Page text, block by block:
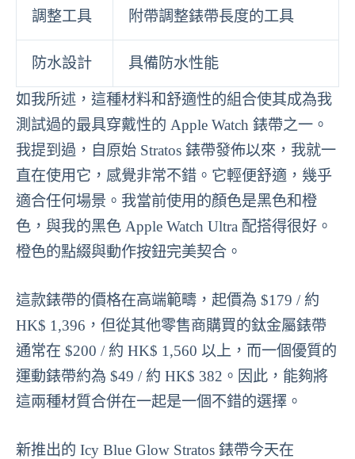
調整工具 附帶調整錶帶長度的工具
防水設計 具備防水性能
如我所述，這種材料和舒適性的組合使其成為我
測試過的最具穿戴性的 Apple Watch 錶帶之一。
我提到過，自原始 Stratos 錶帶發佈以來，我就一
直在使用它，感覺非常不錯。它輕便舒適，幾乎
適合任何場景。我當前使用的顏色是黑色和橙
色，與我的黑色 Apple Watch Ultra 配搭得很好。
橙色的點綴與動作按鈕完美契合。
這款錶帶的價格在高端範疇，起價為 $179 / 約
HK$ 1,396，但從其他零售商購買的鈦金屬錶帶
通常在 $200 / 約 HK$ 1,560 以上，而一個優質的
運動錶帶約為 $49 / 約 HK$ 382。因此，能夠將
這兩種材質合併在一起是一個不錯的選擇。
新推出的 Icy Blue Glow Stratos 錶帶今天在